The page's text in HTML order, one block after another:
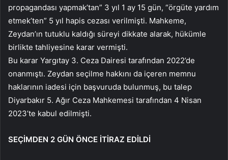
propagandası yapmak’tan” 3 yıl 1 ay 15 gün, “örgüte yardım
etmek’ten” 5 yıl hapis cezası verilmişti. Mahkeme,
Zeydan’ın tutuklu kaldığı süreyi dikkate alarak, hükümle
birlikte tahliyesine karar vermişti.
Bu karar Yargıtay 3. Ceza Dairesi tarafından 2022’de
onanmıştı. Zeydan seçilme hakkını da içeren memnu
haklarının iadesi için başvuruda bulunmuş, bu talep
Diyarbakır 5. Ağır Ceza Mahkemesi tarafından 4 Nisan
2023’te kabul edilmişti.
SEÇİMDEN 2 GÜN ÖNCE İTİRAZ EDİLDİ